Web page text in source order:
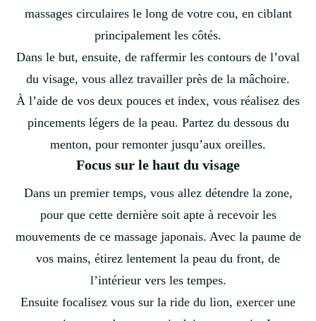
massages circulaires le long de votre cou, en ciblant
principalement les côtés.
Dans le but, ensuite, de raffermir les contours de l’oval
du visage, vous allez travailler près de la mâchoire.
À l’aide de vos deux pouces et index, vous réalisez des
pincements légers de la peau. Partez du dessous du
menton, pour remonter jusqu’aux oreilles.
Focus sur le haut du visage
Dans un premier temps, vous allez détendre la zone,
pour que cette dernière soit apte à recevoir les
mouvements de ce massage japonais. Avec la paume de
vos mains, étirez lentement la peau du front, de
l’intérieur vers les tempes.
Ensuite focalisez vous sur la ride du lion, exercer une